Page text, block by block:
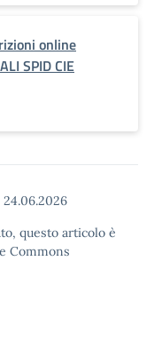
online
SPID CIE
24.06.2026
questo articolo è
Commons